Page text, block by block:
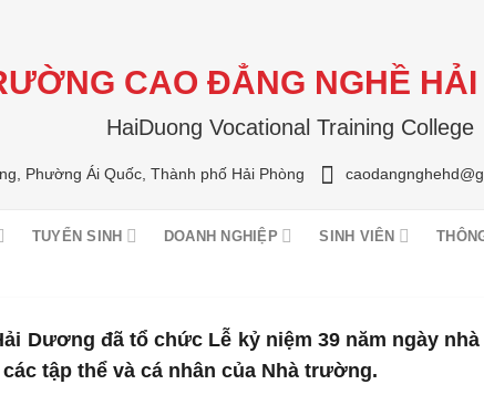
CAO ĐẲNG NGHỀ
HaiDuong Vocational Training College
Phường Ái Quốc, Thành phố Hải Phòng
TUYỂN SINH DOANH NGHIỆP SINH VIÊN
Dương đã tổ chức Lễ kỷ niệm 39 năm ngày
tập thể và cá nhân của Nhà trường.